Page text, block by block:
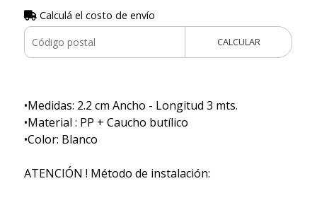
Calculá el costo de envío
CALCULAR
•Medidas: 2.2 cm Ancho - Longitud 3 mts.
•Material : PP + Caucho butílico
•Color: Blanco
ATENCIÓN ! Método de instalación: